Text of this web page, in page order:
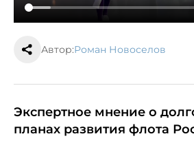
Автор:Роман Новоселов
Экспертное мнение о
планах развития флота